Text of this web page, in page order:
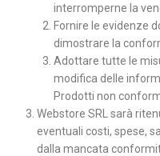
interromperne la
Fornire le evidenze
dimostrare la
Adottare tutte le
modifica delle
Prodotti non
Webstore SRL sarà
eventuali costi, spese,
dalla mancata